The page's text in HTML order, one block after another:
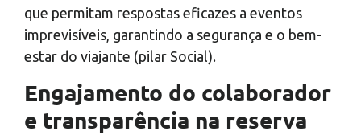
que permitam respostas eficazes a eventos
imprevisíveis, garantindo a segurança e o bem-
estar do viajante (pilar Social).
Engajamento do colaborador
e transparência na reserva